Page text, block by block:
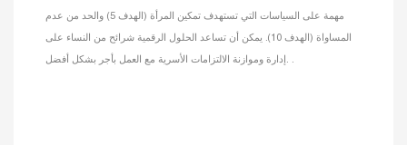
مهمة على السياسات التي تستهدف تمكين المرأة (الهدف 5) والحد من عدم
المساواة (الهدف 10). يمكن أن تساعد الحلول الرقمية شرائح من النساء على